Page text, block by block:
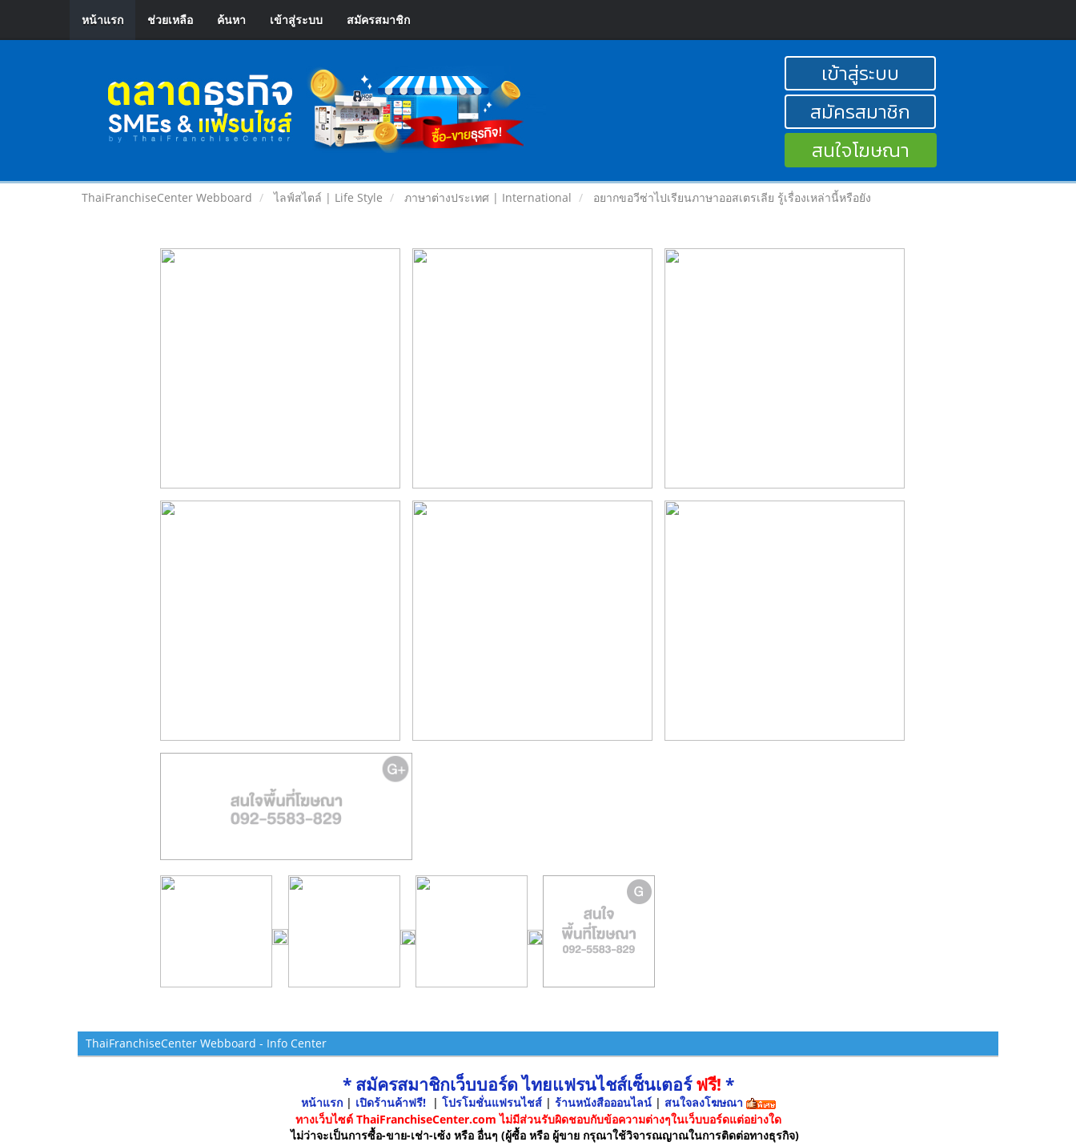
หน้าแรก ช่วยเหลือ ค้นหา เข้าสู่ระบบ สมัครสมาชิก
เข้าสู่ระบบ
สมัครสมาชิก
สนใจโฆษณา
ThaiFranchiseCenter Webboard ไลฟ์สไตล์ | Life Style ภาษาต่างประเทศ | International อยากขอวีซ่าไปเรียนภาษาออสเตรเลีย รู้เรื่องเหล่านี้หรือยัง
ThaiFranchiseCenter Webboard - Info Center
* สมัครสมาชิกเว็บบอร์ด ไทยแฟรนไชส์เซ็นเตอร์ฟรี! *
หน้าแรก| เปิดร้านค้าฟรี! | โปรโมชั่นแฟรนไชส์ | ร้านหนังสือออนไลน์ | สนใจลงโฆษณา
ทางเว็บไซต์ ThaiFranchiseCenter.com ไม่มีส่วนรับผิดชอบกับข้อความต่างๆในเว็บบอร์ดแต่อย่างใด
ไม่ว่าจะเป็นการซื้อ-ขาย-เช่า-เซ้ง หรือ อื่นๆ (ผู้ซื้อ หรือ ผู้ขาย กรุณาใช้วิจารณญาณในการติดต่อทางธุรกิจ)